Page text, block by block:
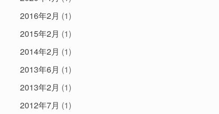
2016年2月 (1)
2015年2月 (1)
2014年2月 (1)
2013年6月 (1)
2013年2月 (1)
2012年7月 (1)